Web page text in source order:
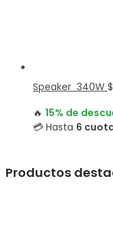
Speaker 340W $
🔥 15% de
💳 Hasta 6
Productos